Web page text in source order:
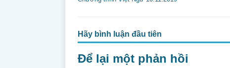
o
k
Hãy bình luận đầu tiên
Để lại một phản hồi